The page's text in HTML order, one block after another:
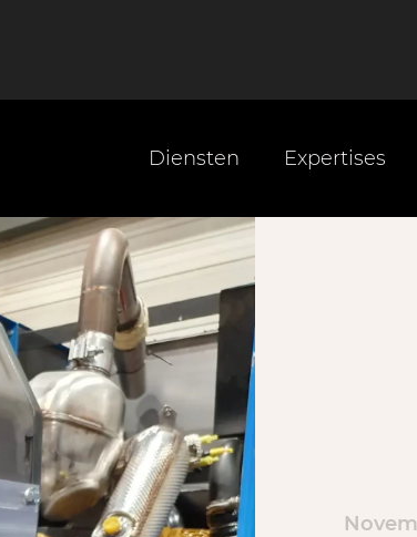
Diensten Expertises